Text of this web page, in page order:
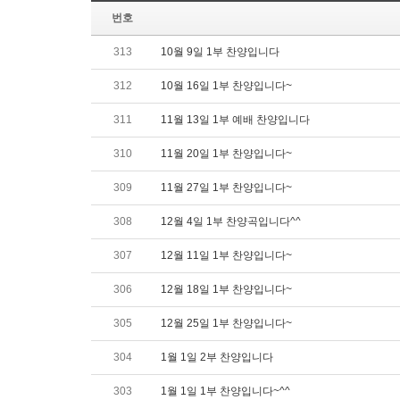
번호
313 10월 9일 1부 찬양입니다
312 10월 16일 1부 찬양입니다~
311 11월 13일 1부 예배 찬양입니다
310 11월 20일 1부 찬양입니다~
309 11월 27일 1부 찬양입니다~
308 12월 4일 1부 찬양곡입니다^^
307 12월 11일 1부 찬양입니다~
306 12월 18일 1부 찬양입니다~
305 12월 25일 1부 찬양입니다~
304 1월 1일 2부 찬양입니다
303 1월 1일 1부 찬양입니다~^^